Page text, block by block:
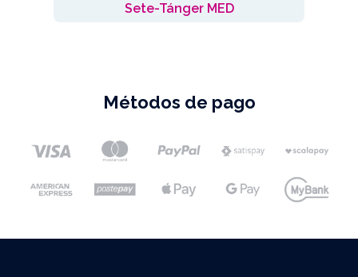
Sete-Tánger MED
Métodos de pago